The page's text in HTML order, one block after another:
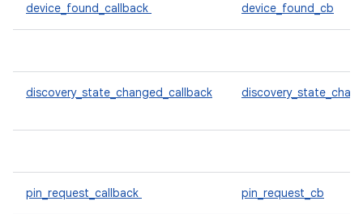
device_found_callback device_found_cb
discovery_state_changed_callback
pin_request_callback pin_request_cb